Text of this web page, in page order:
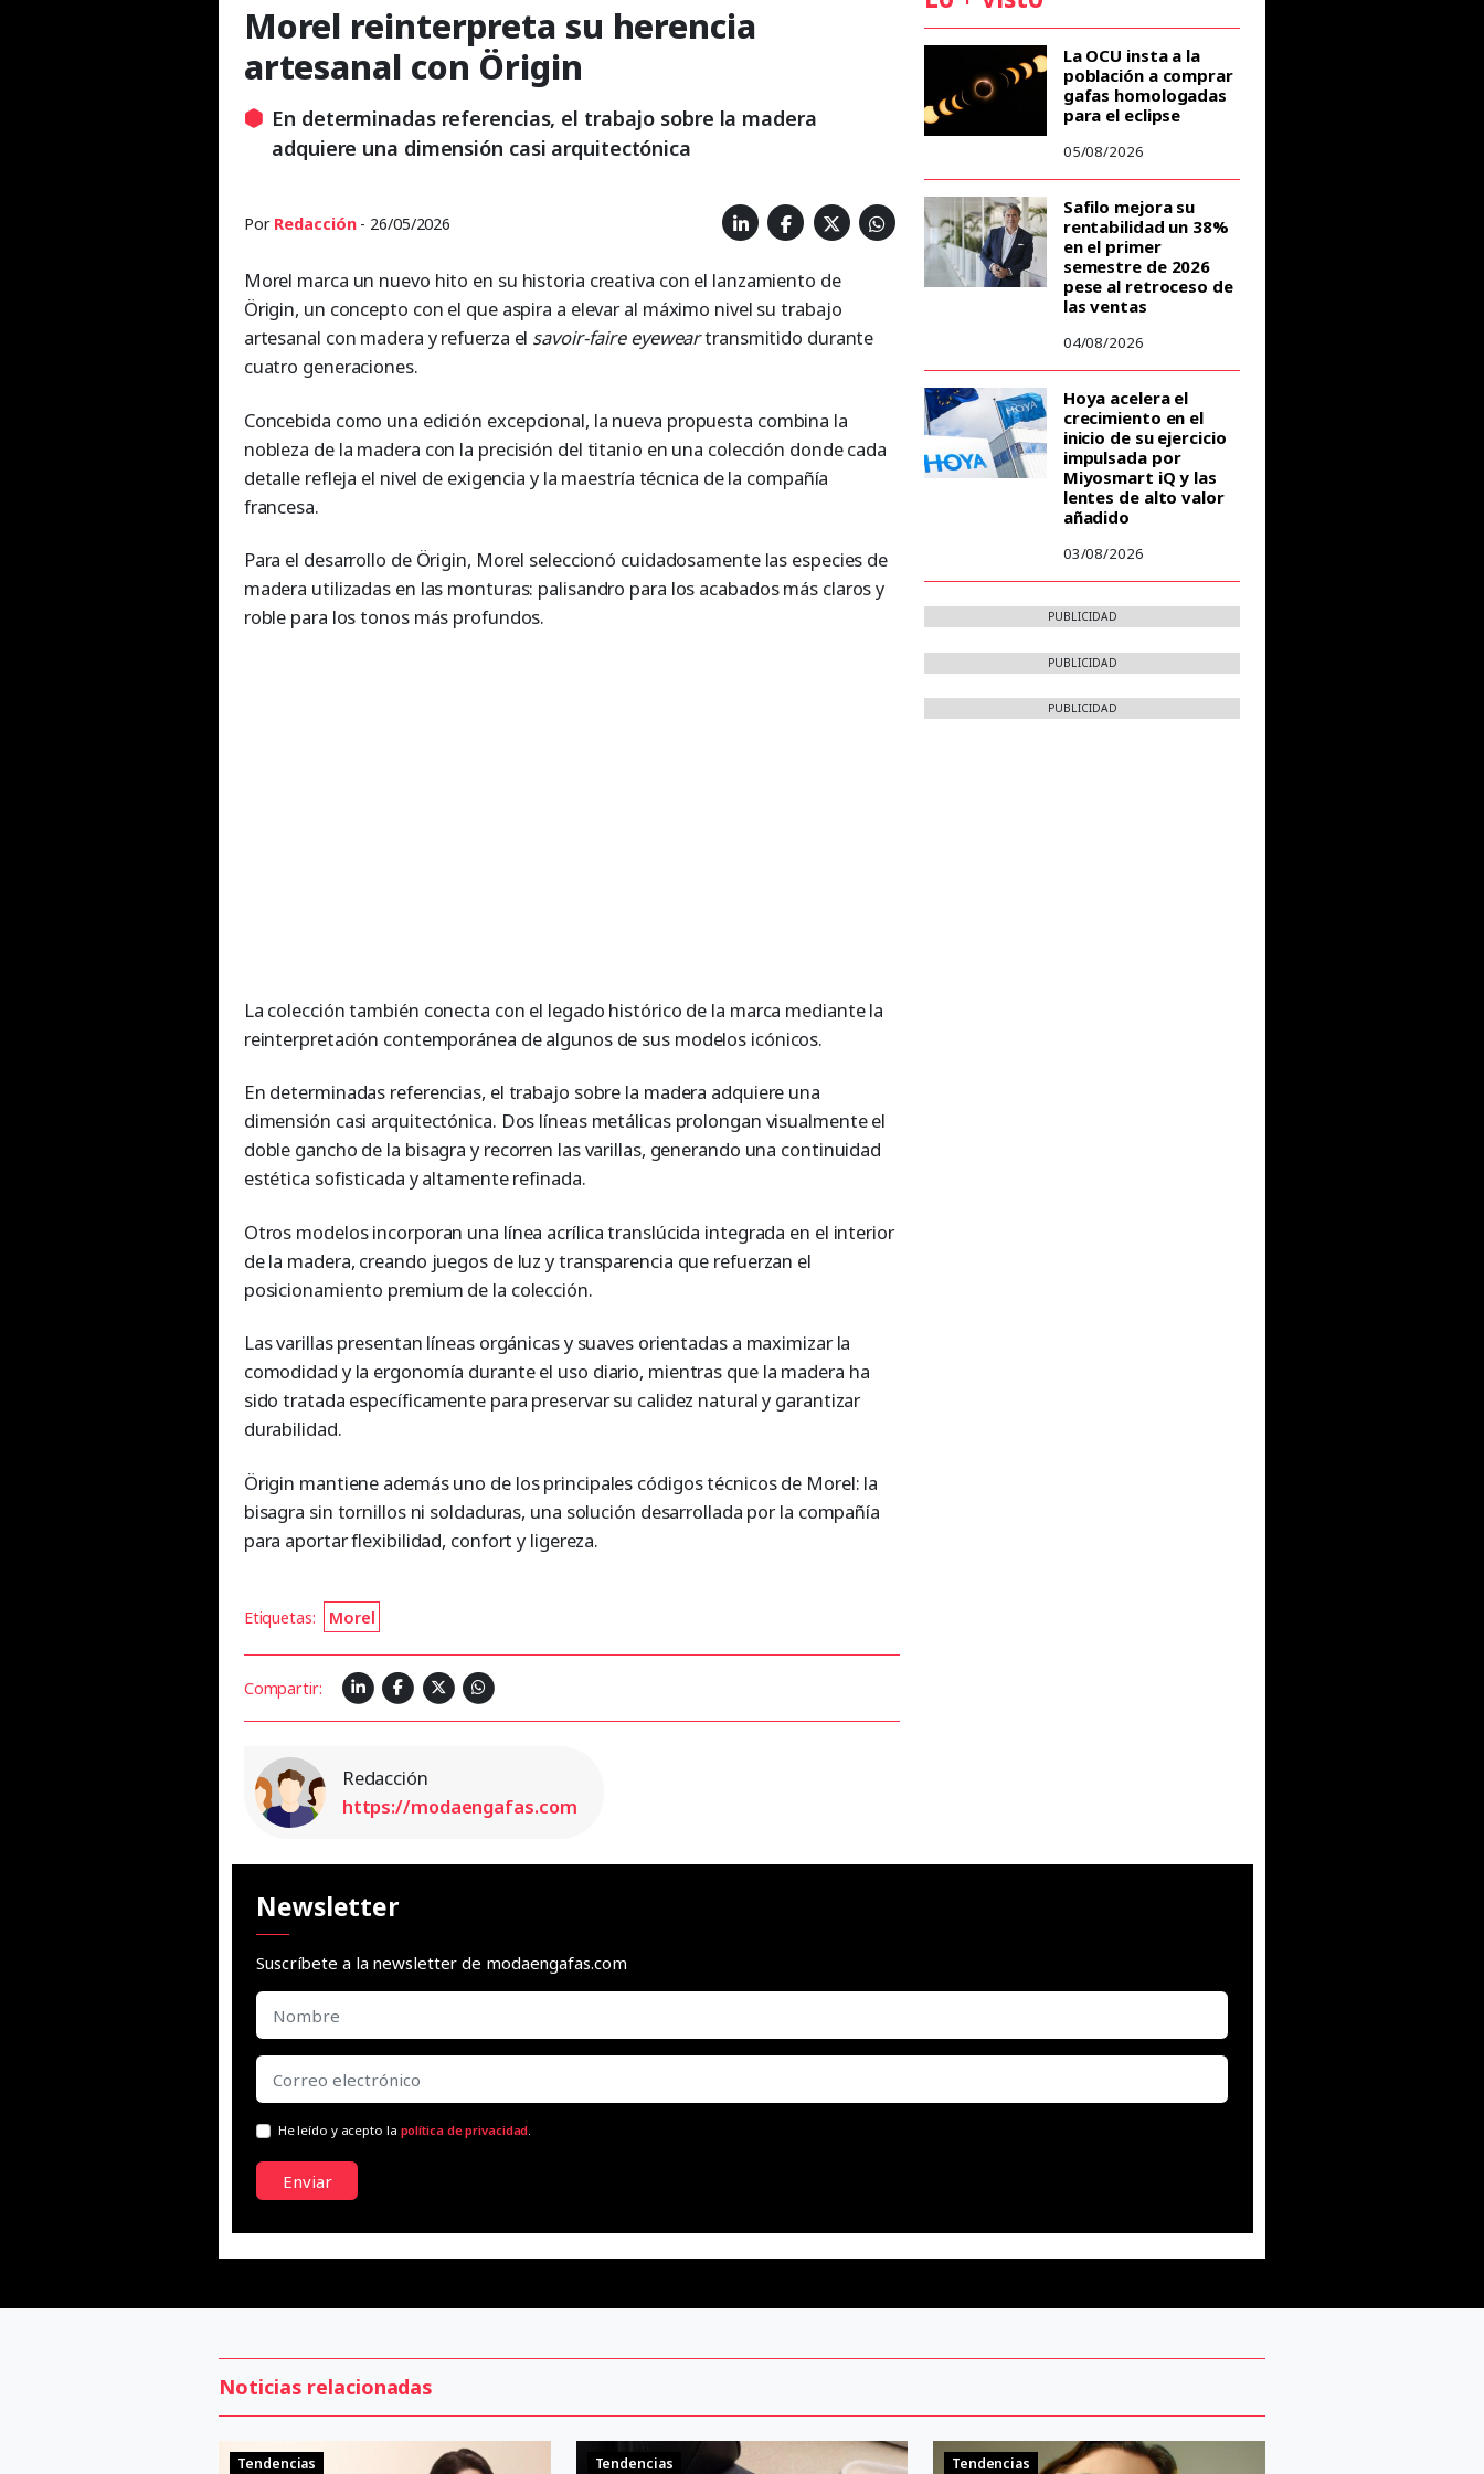
Morel reinterpreta su herencia
artesanal con Örigin
En determinadas referencias, el trabajo sobre la madera
adquiere una dimensión casi arquitectónica
Por Redacción- 26/05/2026
Morel marca un nuevo hito en su historia creativa con el lanzamiento de
Örigin, un concepto con el que aspira a elevar al máximo nivel su trabajo
artesanal con madera y refuerza el savoir-faire eyeweartransmitido durante
cuatro generaciones.
Concebida como una edición excepcional, la nueva propuesta combina la
nobleza de la madera con la precisión del titanio en una colección donde cada
detalle refleja el nivel de exigencia y la maestría técnica de la compañía
francesa.
Para el desarrollo de Örigin, Morel seleccionó cuidadosamente las especies de
madera utilizadas en las monturas: palisandro para los acabados más claros y
roble para los tonos más profundos.
La colección también conecta con el legado histórico de la marca mediante la
reinterpretación contemporánea de algunos de sus modelos icónicos.
En determinadas referencias, el trabajo sobre la madera adquiere una
dimensión casi arquitectónica. Dos líneas metálicas prolongan visualmente el
doble gancho de la bisagra y recorren las varillas, generando una continuidad
estética sofisticada y altamente refinada.
Otros modelos incorporan una línea acrílica translúcida integrada en el interior
de la madera, creando juegos de luz y transparencia que refuerzan el
posicionamiento premium de la colección.
Las varillas presentan líneas orgánicas y suaves orientadas a maximizar la
comodidad y la ergonomía durante el uso diario, mientras que la madera ha
sido tratada específicamente para preservar su calidez natural y garantizar
durabilidad.
Örigin mantiene además uno de los principales códigos técnicos de Morel: la
bisagra sin tornillos ni soldaduras, una solución desarrollada por la compañía
para aportar flexibilidad, confort y ligereza.
Etiquetas: Morel
Compartir:
Redacción
https://modaengafas.com
La OCU insta a la
población a comprar
gafas homologadas
para el eclipse
05/08/2026
Safilo mejora su
rentabilidad un 38%
en el primer
semestre de 2026
pese al retroceso de
las ventas
04/08/2026
Hoya acelera el
crecimiento en el
inicio de su ejercicio
impulsada por
Miyosmart iQ y las
lentes de alto valor
añadido
03/08/2026
PUBLICIDAD
PUBLICIDAD
PUBLICIDAD
Newsletter
Suscríbete a la newsletter de modaengafas.com
He leído y acepto la política de privacidad.
Enviar
Noticias relacionadas
Tendencias Tendencias Tendencias